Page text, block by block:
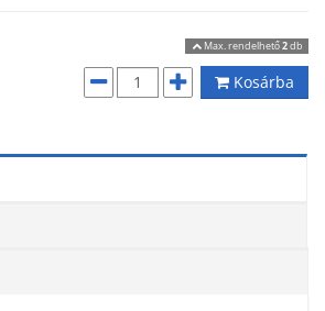
Max. rendelhető2db
Kosárba